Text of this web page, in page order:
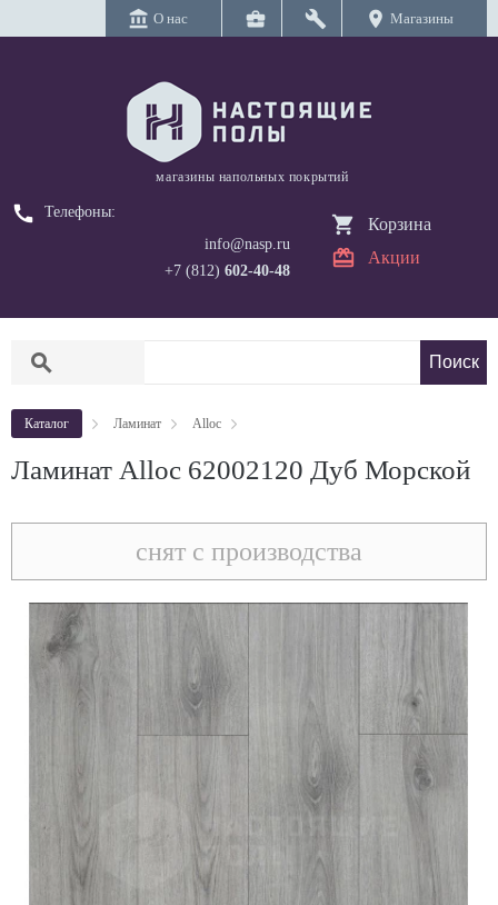
account_balance О нас business_center build location_on Магазины
магазины напольных покрытий
call
Телефоны:
info@nasp.ru
+7 (812) 602-40-48
Корзина
Акции
search
Каталог Ламинат Alloc
Ламинат Alloc 62002120 Дуб Морской
снят с производства